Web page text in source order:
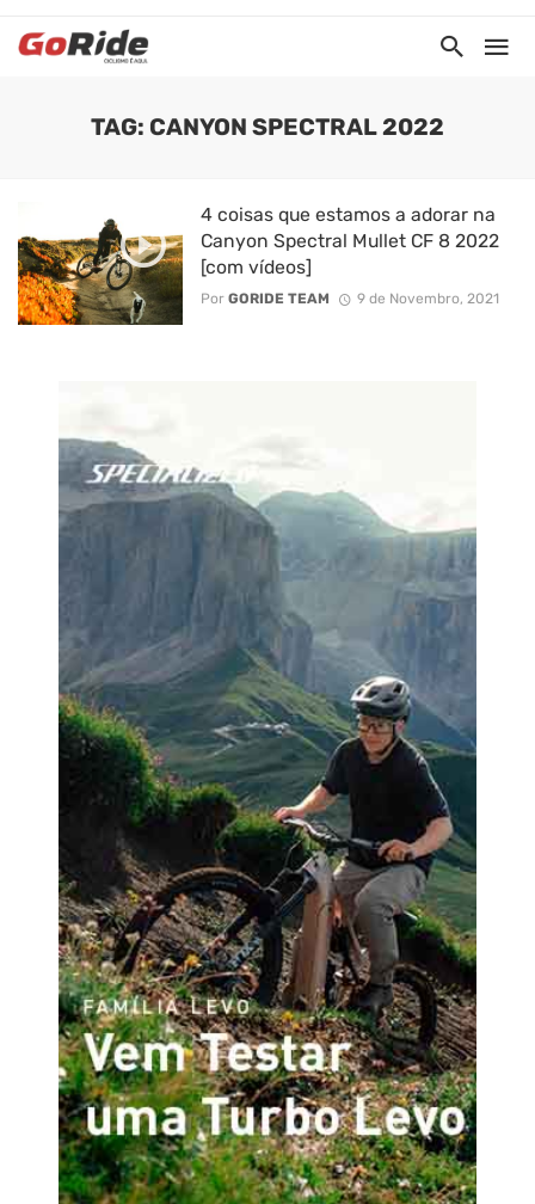
TAG: CANYON SPECTRAL 2022
4 coisas que estamos a adorar na
Canyon Spectral Mullet CF 8 2022
[com vídeos]
Por GORIDE TEAM 9 de Novembro, 2021